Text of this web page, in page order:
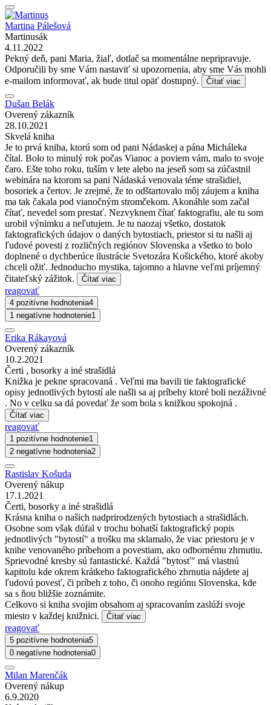
Martina Pálešová
Martinusák
4.11.2022
Pekný deň, pani Maria, žiaľ, dotlač sa momentálne nepripravuje.
Odporučili by sme Vám nastaviť si upozornenia, aby sme Vás mohli
e-mailom informovať, ak bude titul opäť dostupný.
Čítať viac
Dušan Belák
Overený zákazník
28.10.2021
Skvelá kniha
Je to prvá kniha, ktorú som od pani Nádaskej a pána Micháleka
čítal. Bolo to minulý rok počas Vianoc a poviem vám, malo to svoje
čaro. Ešte toho roku, tuším v lete alebo na jeseň som sa zúčastnil
webinára na ktorom sa pani Nádaská venovala téme strašidiel,
bosoriek a čertov. Je zrejmé, že to odštartovalo môj záujem a kniha
ma tak čakala pod vianočným stromčekom. Akonáhle som začal
čítať, nevedel som prestať. Nezvyknem čítať faktografiu, ale tu som
urobil výnimku a neľutujem. Je tu naozaj všetko, dostatok
faktografických údajov o daných bytostiach, priestor si tu našli aj
ľudové povesti z rozličných regiónov Slovenska a všetko to bolo
doplnené o dychberúce ilustrácie Svetozára Košického, ktoré akoby
chceli ožiť. Jednoducho mystika, tajomno a hlavne veľmi príjemný
čitateľský zážitok.
Čítať viac
reagovať
4 pozitívne hodnotenia4
1 negatívne hodnotenie1
Erika Rákayová
Overený zákazník
10.2.2021
Čerti , bosorky a iné strašidlá
Knižka je pekne spracovaná . Veľmi ma bavili tie faktografické
opisy jednotlivých bytostí ale našli sa aj príbehy ktoré boli nezáživné
. No v celku sa dá povedať že som bola s knižkou spokojná .
Čítať viac
reagovať
1 pozitívne hodnotenie1
2 negatívne hodnotenia2
Rastislav Košuda
Overený nákup
17.1.2021
Čerti, bosorky a iné strašidlá
Krásna kniha o našich nadprirodzených bytostiach a strašidlách.
Osobne som však dúfal v trochu bohatší faktografický popis
jednotlivých "bytostí" a trošku ma sklamalo, že viac priestoru je v
knihe venovaného príbehom a povestiam, ako odbornému zhrnutiu.
Sprievodné kresby sú fantastické. Každá "bytosť" má vlastnú
kapitolu kde okrem krátkeho faktografického zhrnutia nájdete aj
ľudovú povesť, či príbeh z toho, či onoho regiónu Slovenska, kde
sa s ňou bližšie zoznámite.
Celkovo si kniha svojim obsahom aj spracovaním zaslúži svoje
miesto v každej knižnici.
Čítať viac
reagovať
5 pozitívne hodnotenia5
0 negatívne hodnotenia0
Milan Marenčák
Overený nákup
6.9.2020